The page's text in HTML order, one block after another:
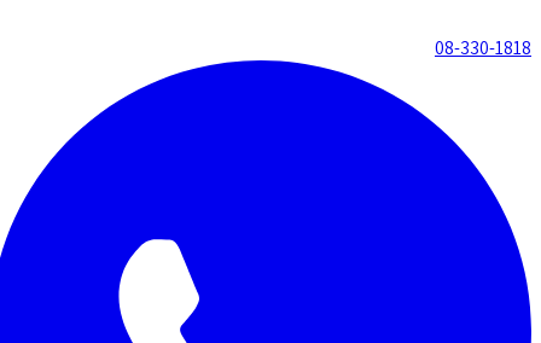
08-330-1818